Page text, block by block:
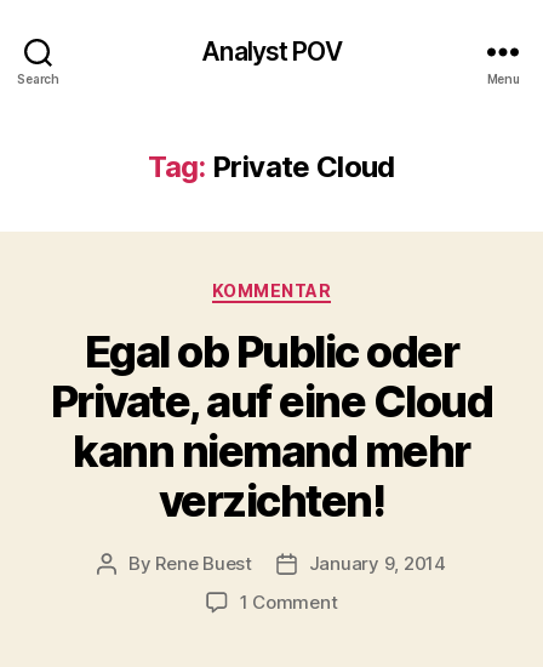
Search
Analyst POV
Menu
Tag: Private Cloud
Categories
KOMMENTAR
Egal ob Public oder
Private, auf eine Cloud
kann niemand mehr
verzichten!
Post
By Rene Buest
PostJanuary 9, 2014
1 Commenton